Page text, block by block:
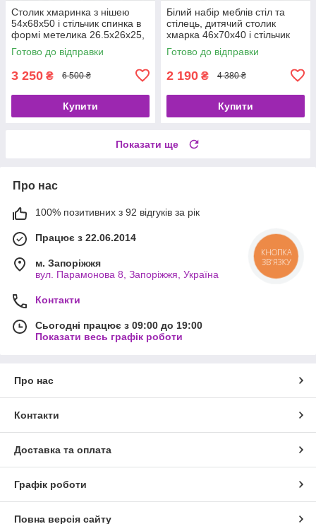
Столик хмаринка з нішею
54х68х50 і стільчик спинка в
формі метелика 26.5х26х25,
стіл та стілець в дитячу,
рожевий з білим
Готово до відправки
3 250 ₴ 6 500 ₴
Купити
Білий набір меблів стіл та
стілець, дитячий столик
хмарка 46х70х40 і стільчик
зайчик 26.5х26х25 для гри,
малювання, навчання
Готово до відправки
2 190 ₴ 4 380 ₴
Купити
Показати ще
Про нас
100% позитивних з 92 відгуків за рік
Працює з 22.06.2014
м. Запоріжжя
вул. Парамонова 8, Запоріжжя, Україна
Контакти
Сьогодні працює з 09:00 до 19:00
Показати весь графік роботи
Про нас
Контакти
Доставка та оплата
Графік роботи
Повна версія сайту
КНОПКА
ЗВ'ЯЗКУ